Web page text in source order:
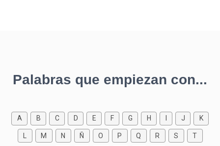
Palabras que empiezan con...
A B C D E F G H J K
M N Ñ O P Q R S T